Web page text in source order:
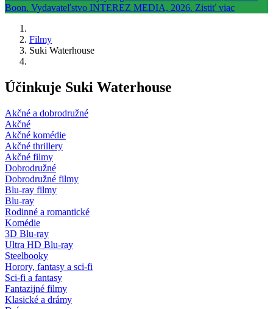
Filmy
Suki Waterhouse
Účinkuje Suki Waterhouse
Akčné a dobrodružné
Akčné
Akčné komédie
Akčné thrillery
Akčné filmy
Dobrodružné
Dobrodružné filmy
Blu-ray filmy
Blu-ray
Rodinné a romantické
Komédie
3D Blu-ray
Ultra HD Blu-ray
Steelbooky
Horory, fantasy a sci-fi
Sci-fi a fantasy
Fantazijné filmy
Klasické a drámy